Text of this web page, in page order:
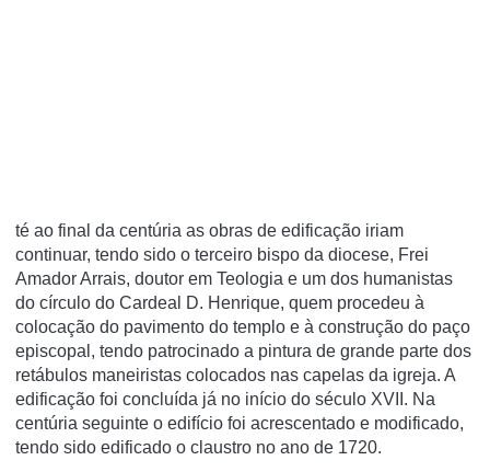
té ao final da centúria as obras de edificação iriam
continuar, tendo sido o terceiro bispo da diocese, Frei
Amador Arrais, doutor em Teologia e um dos humanistas
do círculo do Cardeal D. Henrique, quem procedeu à
colocação do pavimento do templo e à construção do paço
episcopal, tendo patrocinado a pintura de grande parte dos
retábulos maneiristas colocados nas capelas da igreja. A
edificação foi concluída já no início do século XVII. Na
centúria seguinte o edifício foi acrescentado e modificado,
tendo sido edificado o claustro no ano de 1720.